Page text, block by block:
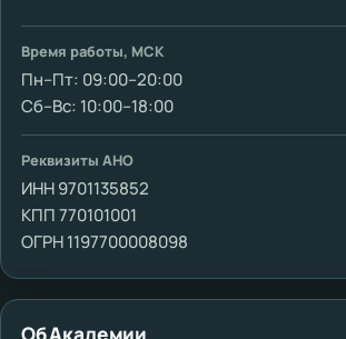
Время работы, МСК
Пн–Пт: 09:00–20:00
Сб–Вс: 10:00–18:00
Реквизиты АНО
ИНН 9701135852
КПП 770101001
ОГРН 1197700008098